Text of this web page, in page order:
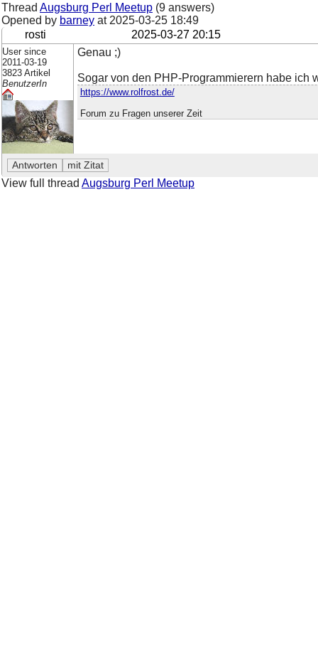
Thread Augsburg Perl Meetup (9 answers)
Opened by barney at 2025-03-25 18:49
rosti
2025-03-27 20:15
User since
2011-03-19
3823 Artikel
BenutzerIn
Genau ;)
Sogar von den PHP-Programmierern habe ich
https://www.rolfrost.de/
Forum zu Fragen unserer Zeit
View full thread Augsburg Perl Meetup